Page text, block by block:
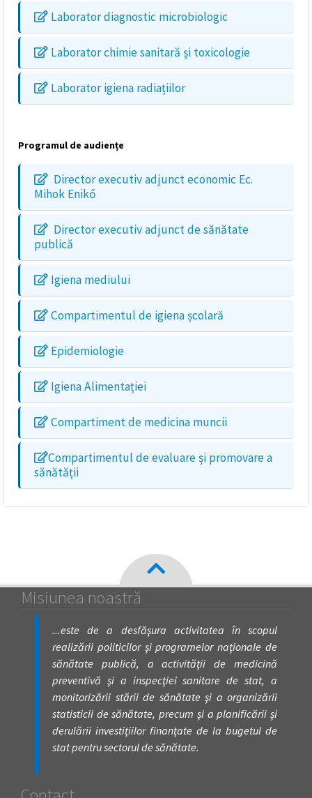
Laborator diagnostic microbiologic
Laborator chimie sanitară și toxicologie
Laborator igiena radiațiilor
Programul de audiențe
Director executiv adjunct economic Ec.
Mihok Enikő
Director executiv adjunct de sănătate
publică
Igiena mediului
Compartimentul de igiena școlară
Epidemiologie
Igiena Alimentației
Compartiment de medicina muncii
Compartimentul de evaluare și promovare a
sănătății
Misiunea noastră
...este de a desfăşura activitatea în scopul
realizării politicilor şi programelor naţionale de
sănătate publică, a activităţii de medicină
preventivă şi a inspecţiei sanitare de stat, a
monitorizării stării de sănătate şi a organizării
statisticii de sănătate, precum şi a planificării şi
derulării investiţiilor finanţate de la bugetul de
stat pentru sectorul de sănătate.